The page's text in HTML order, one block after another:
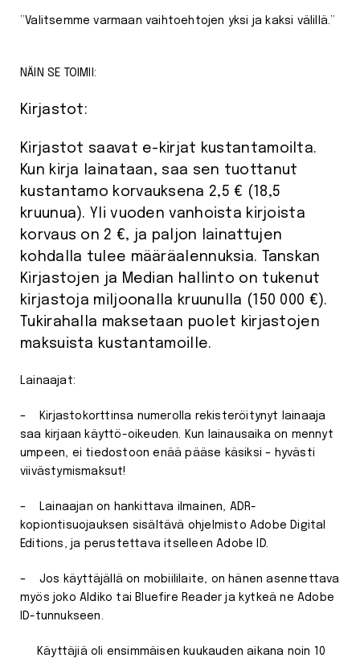
”Valitsemme varmaan vaihtoehtojen yksi ja kaksi välillä.”
NÄIN SE TOIMII:
Kirjastot:
Kirjastot saavat e-kirjat kustantamoilta.
Kun kirja lainataan, saa sen tuottanut
kustantamo korvauksena 2,5 € (18,5
kruunua). Yli vuoden vanhoista kirjoista
korvaus on 2 €, ja paljon lainattujen
kohdalla tulee määräalennuksia. Tanskan
Kirjastojen ja Median hallinto on tukenut
kirjastoja miljoonalla kruunulla (150 000 €).
Tukirahalla maksetaan puolet kirjastojen
maksuista kustantamoille.
Lainaajat:
– Kirjastokorttinsa numerolla rekisteröitynyt lainaaja
saa kirjaan käyttö-oikeuden. Kun lainausaika on mennyt
umpeen, ei tiedostoon enää pääse käsiksi – hyvästi
viivästymismaksut!
– Lainaajan on hankittava ilmainen, ADR-
kopiontisuojauksen sisältävä ohjelmisto Adobe Digital
Editions, ja perustettava itselleen Adobe ID.
– Jos käyttäjällä on mobiililaite, on hänen asennettava
myös joko Aldiko tai Bluefire Reader ja kytkeä ne Adobe
ID-tunnukseen.
Käyttäjiä oli ensimmäisen kuukauden aikana noin 10